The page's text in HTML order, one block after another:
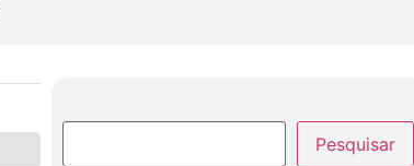
Pesquisar